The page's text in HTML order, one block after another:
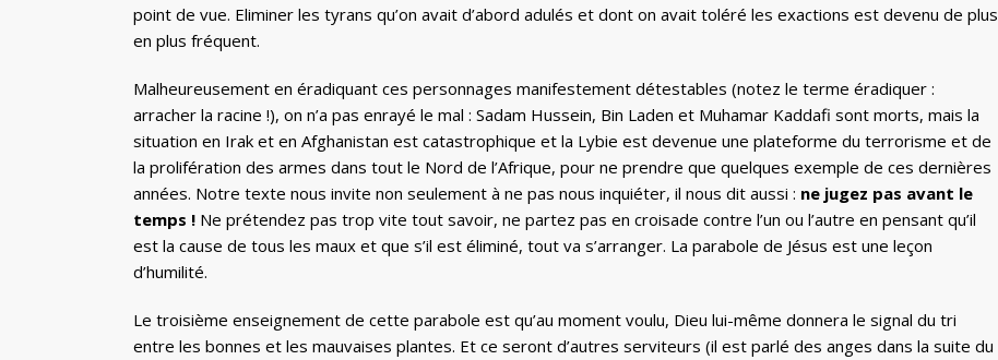
point de vue. Eliminer les tyrans qu’on avait d’abord adulés et dont on avait toléré les exactions est devenu de plus
en plus fréquent.
Malheureusement en éradiquant ces personnages manifestement détestables (notez le terme éradiquer :
arracher la racine !), on n’a pas enrayé le mal : Sadam Hussein, Bin Laden et Muhamar Kaddafi sont morts, mais la
situation en Irak et en Afghanistan est catastrophique et la Lybie est devenue une plateforme du terrorisme et de
la prolifération des armes dans tout le Nord de l’Afrique, pour ne prendre que quelques exemple de ces dernières
années. Notre texte nous invite non seulement à ne pas nous inquiéter, il nous dit aussi : ne jugez pas avant le
temps ! Ne prétendez pas trop vite tout savoir, ne partez pas en croisade contre l’un ou l’autre en pensant qu’il
est la cause de tous les maux et que s’il est éliminé, tout va s’arranger. La parabole de Jésus est une leçon
d’humilité.
Le troisième enseignement de cette parabole est qu’au moment voulu, Dieu lui-même donnera le signal du tri
entre les bonnes et les mauvaises plantes. Et ce seront d’autres serviteurs (il est parlé des anges dans la suite du